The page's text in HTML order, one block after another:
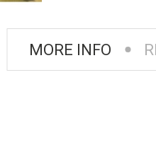
MORE INFO